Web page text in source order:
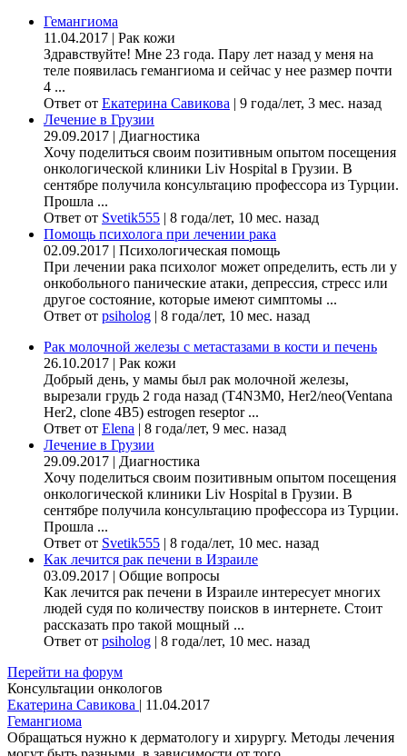
Гемангиома
11.04.2017 | Рак кожи
Здравствуйте! Мне 23 года. Пару лет назад у меня на
теле появилась гемангиома и сейчас у нее размер почти
4 ...
Ответ от Екатерина Савикова | 9 года/лет, 3 мес. назад
Лечение в Грузии
29.09.2017 | Диагностика
Хочу поделиться своим позитивным опытом посещения
онкологической клиники Liv Hospital в Грузии. В
сентябре получила консультацию профессора из Турции.
Прошла ...
Ответ от Svetik555 | 8 года/лет, 10 мес. назад
Помощь психолога при лечении рака
02.09.2017 | Психологическая помощь
При лечении рака психолог может определить, есть ли у
онкобольного панические атаки, депрессия, стресс или
другое состояние, которые имеют симптомы ...
Ответ от psiholog | 8 года/лет, 10 мес. назад
Рак молочной железы с метастазами в кости и печень
26.10.2017 | Рак кожи
Добрый день, у мамы был рак молочной железы,
вырезали грудь 2 года назад (Т4N3M0, Her2/neo(Ventana
Her2, clone 4B5) estrogen reseptor ...
Ответ от Elena | 8 года/лет, 9 мес. назад
Лечение в Грузии
29.09.2017 | Диагностика
Хочу поделиться своим позитивным опытом посещения
онкологической клиники Liv Hospital в Грузии. В
сентябре получила консультацию профессора из Турции.
Прошла ...
Ответ от Svetik555 | 8 года/лет, 10 мес. назад
Как лечится рак печени в Израиле
03.09.2017 | Общие вопросы
Как лечится рак печени в Израиле интересует многих
людей судя по количеству поисков в интернете. Стоит
рассказать про такой мощный ...
Ответ от psiholog | 8 года/лет, 10 мес. назад
Перейти на форум
Консультации онкологов
Екатерина Савикова | 11.04.2017
Гемангиома
Обращаться нужно к дерматологу и хирургу. Методы лечения